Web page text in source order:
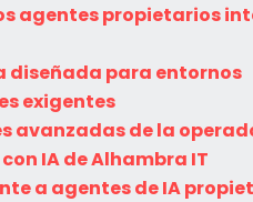
agentes propietarios
diseñada para entornos
exigentes
avanzadas de la
IA de Alhambra IT
a agentes de IA